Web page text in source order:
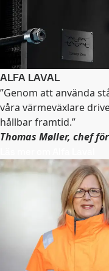
ALFA LAVAL
”Genom att använda
våra värmeväxlare
hållbar framtid.”
Thomas Møller, chef